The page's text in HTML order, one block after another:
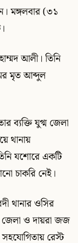
মঙ্গলবার (৩১
আলী। তিনি
মৃত আব্দুল
ব্যক্তি যুগ্ম জেলা
থানায়
যশোরে একটি
চাকরি নেই।
থানার ওসির
জেলা ও দায়রা জজ
রেস্ট